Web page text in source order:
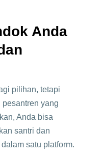
Anda
pilihan, tetapi
yang
Anda bisa
santri dan
satu platform.